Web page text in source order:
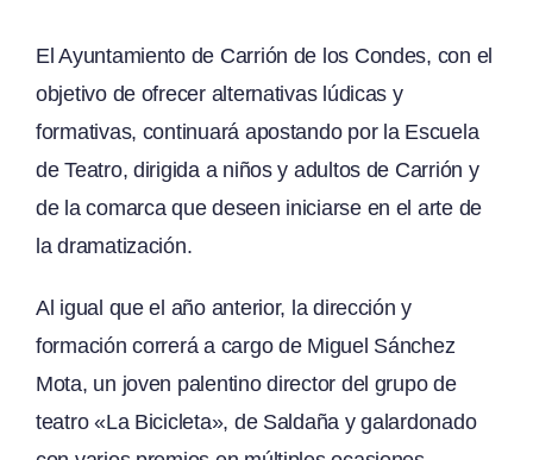
El Ayuntamiento de Carrión de los Condes, con el
objetivo de ofrecer alternativas lúdicas y
formativas, continuará apostando por la Escuela
de Teatro, dirigida a niños y adultos de Carrión y
de la comarca que deseen iniciarse en el arte de
la dramatización.
Al igual que el año anterior, la dirección y
formación correrá a cargo de Miguel Sánchez
Mota, un joven palentino director del grupo de
teatro «La Bicicleta», de Saldaña y galardonado